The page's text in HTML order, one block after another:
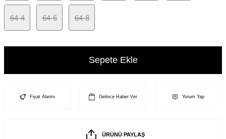
64-4 64-6 64-8
Sepete Ekle
Fiyat Alarmı Gelince Haber Ver Yorum Yap
ÜRÜNÜ PAYLAŞ